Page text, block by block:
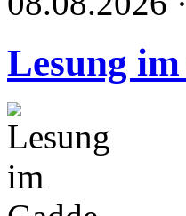
Lesung